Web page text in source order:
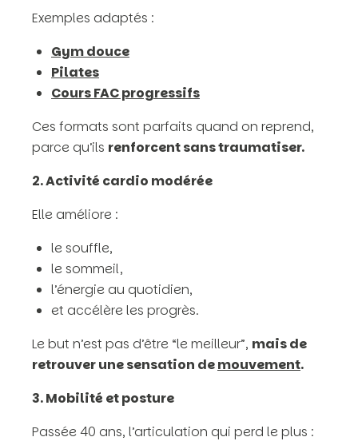
Exemples adaptés :
Gym douce
Pilates
Cours FAC progressifs
Ces formats sont parfaits quand on reprend,
parce qu’ils renforcent sans traumatiser.
2. Activité cardio modérée
Elle améliore :
le souffle,
le sommeil,
l’énergie au quotidien,
et accélère les progrès.
Le but n’est pas d’être “le meilleur”, mais de
retrouver une sensation demouvement.
3. Mobilité et posture
Passée 40 ans, l’articulation qui perd le plus :